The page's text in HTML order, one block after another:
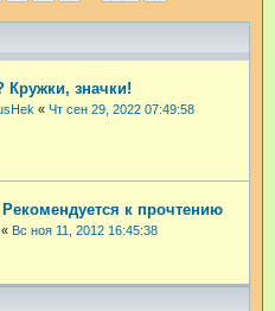
Кружки, значки!
« Чт сен 29, 2022 07:49:58
к прочтению
« Вс ноя 11, 2012 16:45:38